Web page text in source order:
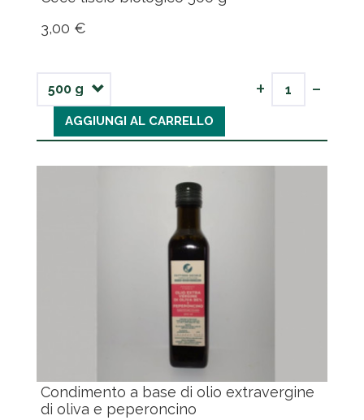
3,00 €
+ -
AGGIUNGI AL CARRELLO
Condimento a base di olio extravergine
di oliva e peperoncino